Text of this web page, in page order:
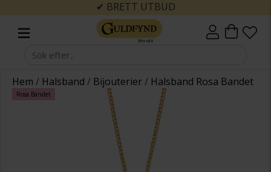
✔ BRETT UTBUD
Hem / Halsband / Bijouterier/ Halsband Rosa Bandet
Rosa Bandet